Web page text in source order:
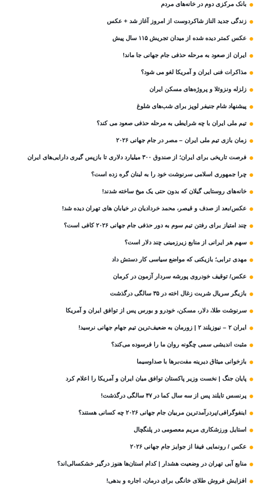
بانک مرکزی دوم در خانه‌های مردم
زندگی جدید الناز شاکردوست از امروز آغاز شد + عکس
عکس کمتر دیده شده از میدان تجریش ۱۱۵ سال پیش
ایران از صعود به مرحله حذفی جام جهانی جا ماند!
مذاکرات فنی ایران و آمریکا لغو می شود؟
زلزله ونزوئلا و پروژه‌های مسکن ایران
پیشنهاد شام جنیفر لوپز برای شب‌های شلوغ
تیم ملی ایران با چه شرایطی به مرحله حذفی صعود می کند؟
زمان بازی تیم ملی ایران – مصر در جام جهانی ۲۰۲۶
فرصت تاریخی برای ایران؛ از صندوق ۳۰۰ میلیارد دلاری تا بازپس گیری دارایی‌های ایران
چرا جمهوری اسلامی سرنوشت خود را به لبنان گره زده است؟
خانه‌های روستایی گیلان که بدون حتی یک میخ ساخته شدند!
عکس/بعد از صدف و قیصر، محمد خردادیان در خیابان های تهران دیده شد!
چند امتیاز برای رفتن تیم سوم به دور حذفی جام جهانی ۲۰۲۶ کافی است؟
سهم هر ایرانی از منابع زیرزمینی چند دلار است؟
مهدی ترابی؛ بازیکنی که مواضع سیاسی‌ کار دستش داد
عکس/ توقیف خودروی پورشه سردار آزمون در کرمان
بازیگر سریال شربت زغال‌ اخته در ۳۵ سالگی درگذشت
سرنوشت طلا، دلار، مسکن، خودرو و بورس پس از توافق ایران و آمریکا
ایران ۲ – نیوزیلند ۲ | زورمان به ضعیف‌ترین تیم جهام جهانی نرسید!
مثبت‌ اندیشی سمی چگونه روان ما را فرسوده می‌کند؟
بازخوانی میثاق دیرینه مفت‌برها با صداوسیما
پایان جنگ | نخست وزیر پاکستان توافق میان ایران و آمریکا را اعلام کرد
پرنسس تایلند پس از سه سال کما در ۴۷ سالگی درگذشت!
اینفوگرافی/پردرآمدترین مربیان جام جهانی ۲۰۲۶ چه کسانی هستند؟
استایل ورزشکاری مریم معصومی در پلنگچال
عکس / رونمایی فیفا از جوایز جام جهانی ۲۰۲۶
منابع آبی تهران در وضعیت هشدار | کدام استان‌ها هنوز درگیر خشکسالی‌اند؟
افزایش فروش طلای خانگی برای درمان، اجاره و بدهی!